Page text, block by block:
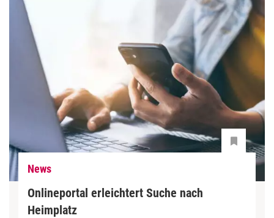
News
Onlineportal erleichtert Suche nach
Heimplatz